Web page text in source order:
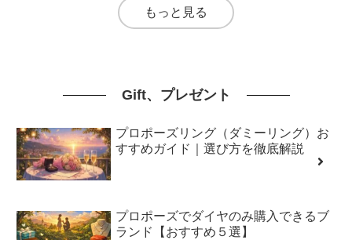
工後に寿命を延ばすコツなどもまとめて
解説。ムラだらけにならないガラスコー
ティング「ギガクリスタルMK-10H」の評
もっと見る
Gift、プレゼント
プロポーズリング（ダミーリング）お
すすめガイド｜選び方を徹底解説
プロポーズでダイヤのみ購入できるブ
ランド【おすすめ５選】